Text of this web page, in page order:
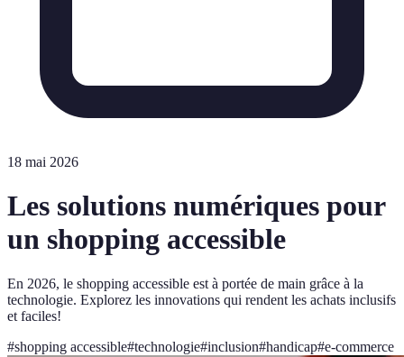
18 mai 2026
Les solutions numériques pour
un shopping accessible
En 2026, le shopping accessible est à portée de main grâce à la
technologie. Explorez les innovations qui rendent les achats inclusifs
et faciles!
#shopping accessible#technologie#inclusion#handicap#e-commerce